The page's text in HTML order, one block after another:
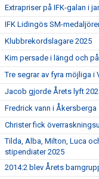
Extrapriser på IFK-galan i
IFK Lidingös SM-
Klubbrekordslagare 2025
Kim persade i längd och
Tre segrar av fyra möjliga i
Jacob gjorde Årets lyft
Fredrick vann i Åkersberga
Christer fick
Tilda, Alba, Milton, Luca
stipendiater 2025
2014:2 blev Årets